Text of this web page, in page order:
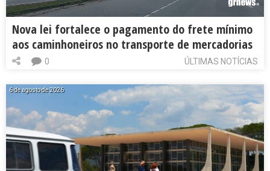
Nova lei fortalece o pagamento do frete mínimo
aos caminhoneiros no transporte de mercadorias
ÚLTIMAS NOTÍCIAS
0
6 de agosto de 2026